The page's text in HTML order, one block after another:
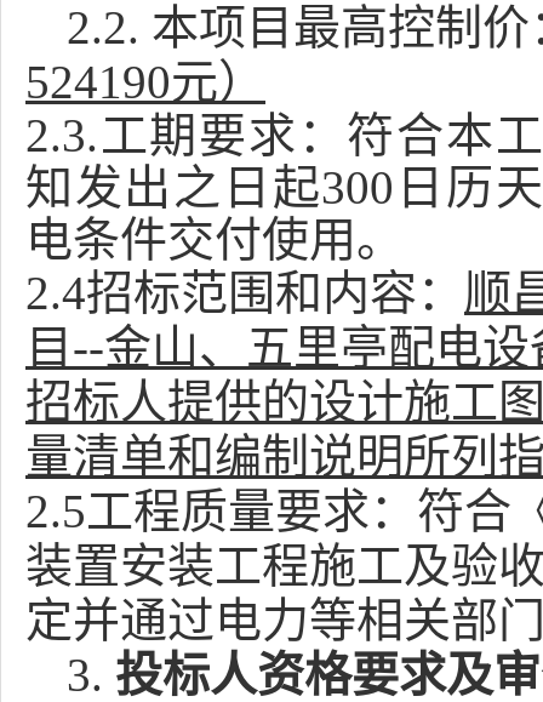
2.2. 本项目最高控制价
524190元）
2.3.工期要求 ：符合本
知发出之日起300日历
电条件交付使用。
2.4招标范围和内容： 顺
目 --金山、五里亭配电
招标人提供的设计施工
量清单和编制说明所列
2.5工程质量要求： 符合
装置安装工程施工及验
定并通过电力等相关部
3. 投标人资格要求及